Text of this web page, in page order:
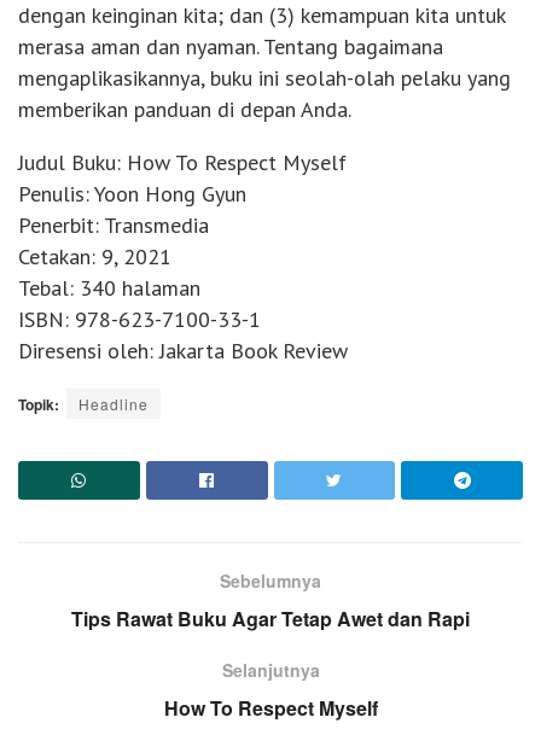
dengan keinginan kita; dan (3) kemampuan kita untuk
merasa aman dan nyaman. Tentang bagaimana
mengaplikasikannya, buku ini seolah-olah pelaku yang
memberikan panduan di depan Anda.
Judul Buku: How To Respect Myself
Penulis: Yoon Hong Gyun
Penerbit: Transmedia
Cetakan: 9, 2021
Tebal: 340 halaman
ISBN: 978-623-7100-33-1
Diresensi oleh: Jakarta Book Review
Topik: Headline
Sebelumnya
Tips Rawat Buku Agar Tetap Awet dan Rapi
Selanjutnya
How To Respect Myself